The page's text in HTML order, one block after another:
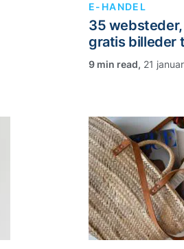
E-HANDEL
35
gratis billeder
, 21